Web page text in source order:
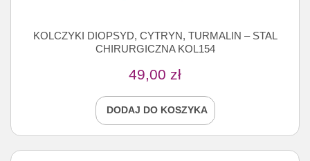
KOLCZYKI DIOPSYD, CYTRYN, TURMALIN – STAL
CHIRURGICZNA KOL154
49,00 zł
DODAJ DO KOSZYKA